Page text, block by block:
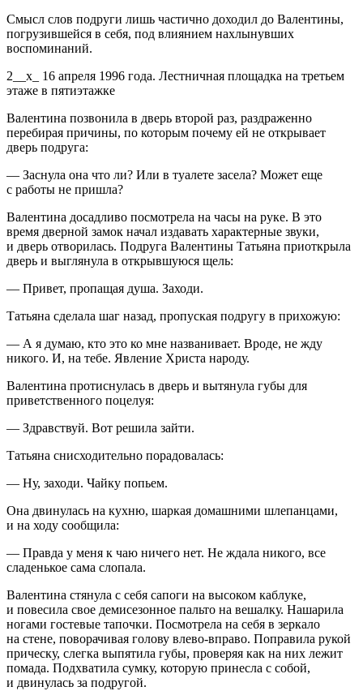
Смысл слов подруги лишь частично доходил до Валентины,
погрузившейся в себя, под влиянием нахлынувших
воспоминаний.
2__х_ 16 апреля 1996 года. Лестничная площадка на третьем
этаже в пятиэтажке
Валентина позвонила в дверь второй раз, раздраженно
перебирая причины, по которым почему ей не открывает
дверь подруга:
— Заснула она что ли? Или в туалете засела? Может еще
с работы не пришла?
Валентина досадливо посмотрела на часы на руке. В это
время дверной замок начал издавать характерные звуки,
и дверь отворилась. Подруга Валентины Татьяна приоткрыла
дверь и выглянула в открывшуюся щель:
— Привет, пропащая душа. Заходи.
Татьяна сделала шаг назад, пропуская подругу в прихожую:
— А я думаю, кто это ко мне названивает. Вроде, не жду
никого. И, на тебе. Явление Христа народу.
Валентина протиснулась в дверь и вытянула губы для
приветственного поцелуя:
— Здравствуй. Вот решила зайти.
Татьяна снисходительно порадовалась:
— Ну, заходи. Чайку попьем.
Она двинулась на кухню, шаркая домашними шлепанцами,
и на ходу сообщила:
— Правда у меня к чаю ничего нет. Не ждала никого, все
сладенькое сама слопала.
Валентина стянула с себя сапоги на высоком каблуке,
и повесила свое демисезонное пальто на вешалку. Нашарила
ногами гостевые тапочки. Посмотрела на себя в зеркало
на стене, поворачивая голову влево-вправо. Поправила рукой
прическу, слегка выпятила губы, проверяя как на них лежит
помада. Подхватила сумку, которую принесла с собой,
и двинулась за подругой.